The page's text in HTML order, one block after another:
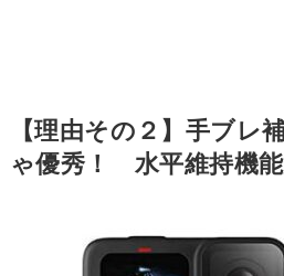
【理由その２】手ブレ
ゃ優秀！ 水平維持機能